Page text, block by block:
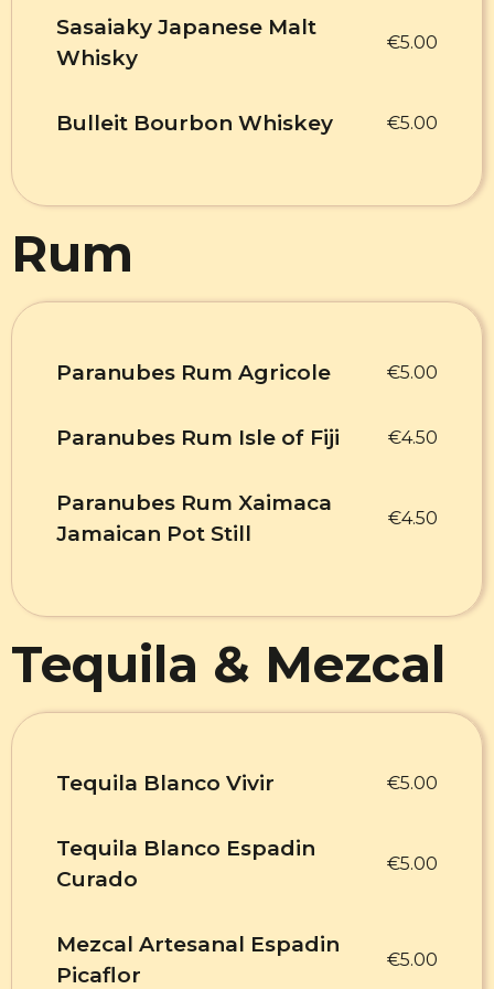
Sasaiaky Japanese Malt
Whisky
€5.00
Bulleit Bourbon Whiskey €5.00
Rum
Paranubes Rum Agricole €5.00
Paranubes Rum Isle of Fiji €4.50
Paranubes Rum Xaimaca
Jamaican Pot Still
€4.50
Tequila & Mezcal
Tequila Blanco Vivir €5.00
Tequila Blanco Espadin
Curado
€5.00
Mezcal Artesanal Espadin
Picaflor
€5.00